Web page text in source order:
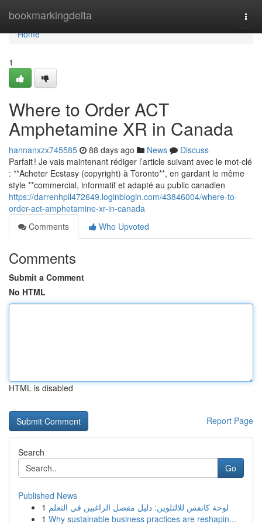
bookmarkingdelta
Home
Home
1
Where to Order ACT
Amphetamine XR in Canada
hannanxzx745585 88 days ago News
Discuss
Parfait ! Je vais maintenant rédiger l’article suivant avec le mot-clé
: **Acheter Ecstasy (copyright) à Toronto**, en gardant le même
style **commercial, informatif et adapté au public canadien
https://darrenhpil472649.loginblogin.com/43846004/where-to-
order-act-amphetamine-xr-in-canada
Comments
Who Upvoted
Comments
Submit a Comment
No HTML
HTML is disabled
Report Page
Search
Go
Published News
1 لوحة كانفس للالتلوين: دليل مفصل الراغبين في التعلم
1 Why sustainable business practices are reshapin...